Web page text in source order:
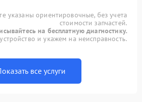
указаны ориентировочные, без учета
стоимости запчастей.
на бесплатную диагностику.
и укажем на неисправность.
все услуги